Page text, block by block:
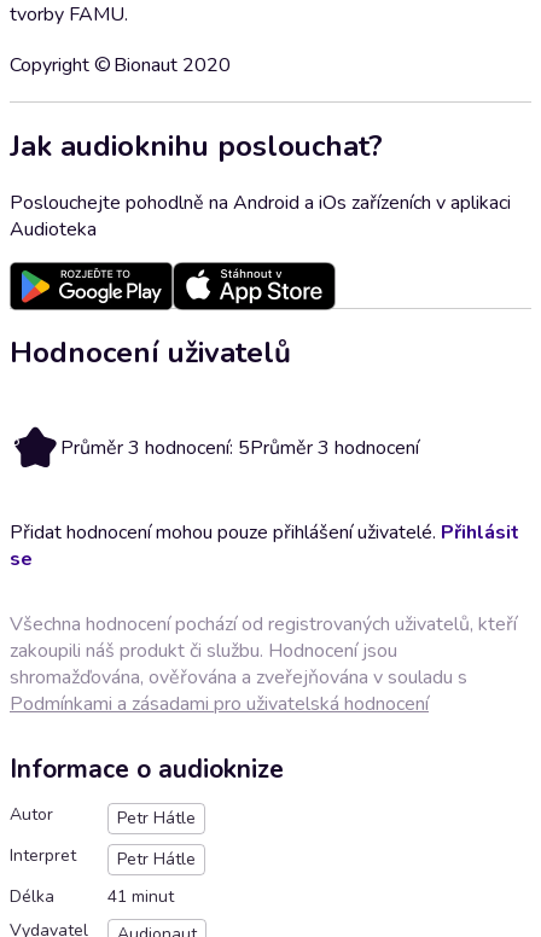
tvorby FAMU.
Copyright © Bionaut 2020
Jak audioknihu poslouchat?
Poslouchejte pohodlně na Android a iOs zařízeních v aplikaci
Audioteka
Hodnocení uživatelů
5 Průměr 3 hodnocení: 5Průměr 3 hodnocení
Přidat hodnocení mohou pouze přihlášení uživatelé. Přihlásit
se
Všechna hodnocení pochází od registrovaných uživatelů, kteří
zakoupili náš produkt či službu. Hodnocení jsou
shromažďována, ověřována a zveřejňována v souladu s
Podmínkami a zásadami pro uživatelská hodnocení
Informace o audioknize
Autor
Petr Hátle
Interpret
Petr Hátle
Délka
41 minut
Vydavatel